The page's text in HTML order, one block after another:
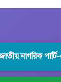
নাগরিক